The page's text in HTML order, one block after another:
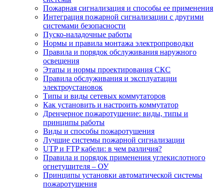
Пожарная сигнализация и способы ее применения
Интеграция пожарной сигнализации с другими
системами безопасности
Пуско-наладочные работы
Нормы и правила монтажа электропроводки
Правила и порядок обслуживания наружного
освещения
Этапы и нормы проектирования СКС
Правила обслуживания и эксплуатации
электроустановок
Типы и виды сетевых коммутаторов
Как установить и настроить коммутатор
Дренчерное пожаротушение: виды, типы и
принципы работы
Виды и способы пожаротушения
Лучшие системы пожарной сигнализации
UTP и FTP кабели: в чем различия?
Правила и порядок применения углекислотного
огнетушителя – ОУ
Принципы установки автоматической системы
пожаротушения